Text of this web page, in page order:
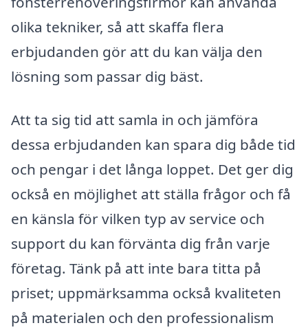
olika tekniker, så att skaffa flera
erbjudanden gör att du kan välja den
lösning som passar dig bäst.
Att ta sig tid att samla in och jämföra
dessa erbjudanden kan spara dig både tid
och pengar i det långa loppet. Det ger dig
också en möjlighet att ställa frågor och få
en känsla för vilken typ av service och
support du kan förvänta dig från varje
företag. Tänk på att inte bara titta på
priset; uppmärksamma också kvaliteten
på materialen och den professionalism